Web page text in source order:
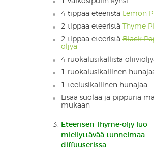
4 tippaa eteeristä Lemon
2 tippaa eteeristä Thyme
2 tippaa eteeristä Black
öljyä
4 ruokalusikallista
1 ruokalusikallinen
1 teelusikallinen hunajaa
Lisää suolaa ja pippuria
mukaan
Eteerisen Thyme-öljy luo
miellyttävää tunnelmaa
diffuuserissa